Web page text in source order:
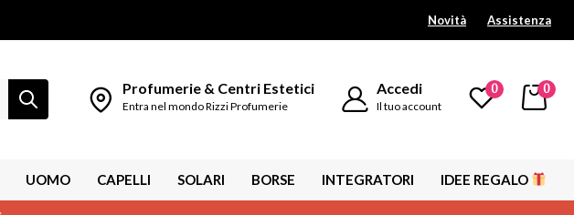
Novità Assistenza
Profumerie & Centri Estetici
Entra nel mondo Rizzi Profumerie
Accedi
Il tuo account
0 0
UOMO CAPELLI SOLARI BORSE INTEGRATORI IDEE REGALO